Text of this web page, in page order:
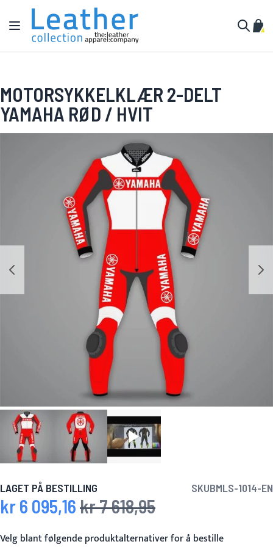
Hopp til innhold
Toggle Nav
Min
MOTORSYKKELKLÆR 2-DELT
YAMAHA RØD / HVIT
LAGET PÅ BESTILLING SKUBMLS-1014-EN
Spesialpris
kr 6 095,16 Vanlig pris
kr 7 618,95
Velg blant følgende produktalternativer for å bestille